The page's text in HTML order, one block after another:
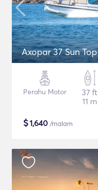
Axopar 37 Sun Top
Perahu Motor
37 ft
11 m
$1,640 /malam